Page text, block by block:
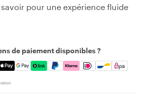
pour une expérience fluide
de paiement disponibles ?
Discover, Apple Pay, Google